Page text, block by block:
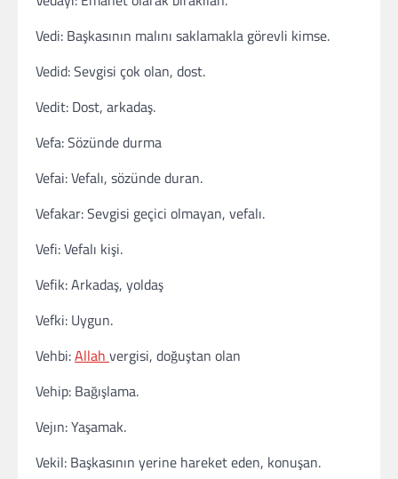
Vedi: Başkasının malını saklamakla görevli kimse.
Vedid: Sevgisi çok olan, dost.
Vedit: Dost, arkadaş.
Vefa: Sözünde durma
Vefai: Vefalı, sözünde duran.
Vefakar: Sevgisi geçici olmayan, vefalı.
Vefi: Vefalı kişi.
Vefik: Arkadaş, yoldaş
Vefki: Uygun.
Vehbi:Allah vergisi, doğuştan olan
Vehip: Bağışlama.
Vejın: Yaşamak.
Vekil: Başkasının yerine hareket eden, konuşan.